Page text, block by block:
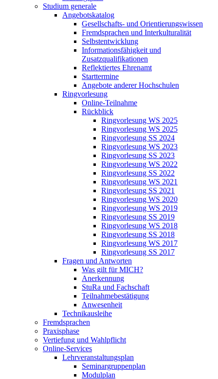
Studium generale
Angebotskatalog
Gesellschafts- und Orientierungswissen
Fremdsprachen und Interkulturalität
Selbstentwicklung
Informationsfähigkeit und
Zusatzqualifikationen
Reflektiertes Ehrenamt
Starttermine
Angebote anderer Hochschulen
Ringvorlesung
Online-Teilnahme
Rückblick
Ringvorlesung WS 2025
Ringvorlesung WS 2025
Ringvorlesung SS 2024
Ringvorlesung WS 2023
Ringvorlesung SS 2023
Ringvorlesung WS 2022
Ringvorlesung SS 2022
Ringvorlesung WS 2021
Ringvorlesung SS 2021
Ringvorlesung WS 2020
Ringvorlesung WS 2019
Ringvorlesung SS 2019
Ringvorlesung WS 2018
Ringvorlesung SS 2018
Ringvorlesung WS 2017
Ringvorlesung SS 2017
Fragen und Antworten
Was gilt für MICH?
Anerkennung
StuRa und Fachschaft
Teilnahmebestätigung
Anwesenheit
Technikausleihe
Fremdsprachen
Praxisphase
Vertiefung und Wahlpflicht
Online-Services
Lehrveranstaltungsplan
Seminargruppenplan
Modulplan